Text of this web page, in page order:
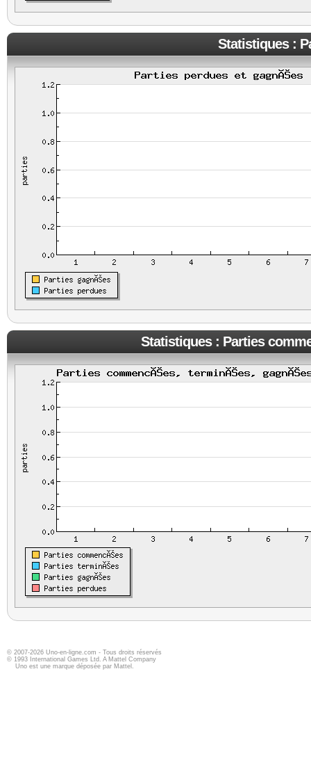
Statistiques :
Statistiques : Parties
© 2007-2026 Uno-en-ligne.com - Tous droits réservés
© 1993 International Games Ltd. A Mattel Company
Uno est une marque déposée par Mattel.